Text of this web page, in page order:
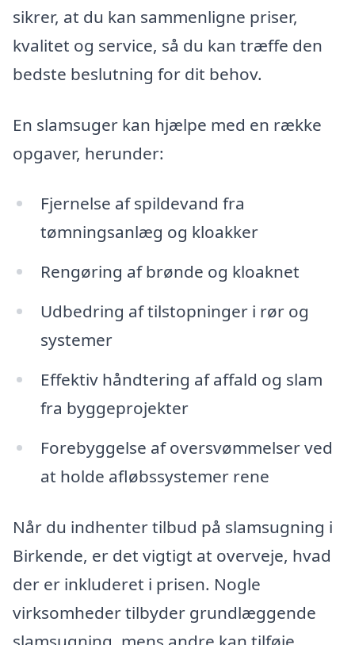
sikrer, at du kan sammenligne priser,
kvalitet og service, så du kan træffe den
bedste beslutning for dit behov.
En slamsuger kan hjælpe med en række
opgaver, herunder:
Fjernelse af spildevand fra
tømningsanlæg og kloakker
Rengøring af brønde og kloaknet
Udbedring af tilstopninger i rør og
systemer
Effektiv håndtering af affald og slam
fra byggeprojekter
Forebyggelse af oversvømmelser ved
at holde afløbssystemer rene
Når du indhenter tilbud på slamsugning i
Birkende, er det vigtigt at overveje, hvad
der er inkluderet i prisen. Nogle
virksomheder tilbyder grundlæggende